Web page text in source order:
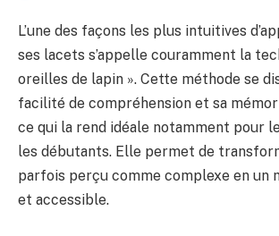
L’une des façons les plus intuitives
ses lacets s’appelle couramment la
oreilles de lapin ». Cette méthode se
facilité de compréhension et sa
ce qui la rend idéale notamment pour
les débutants. Elle permet de
parfois perçu comme complexe en un
et accessible.